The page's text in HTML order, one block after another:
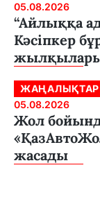
05.08.2026
“Айлыққа
Кәсіпкер
ЖАҢАЛЫҚТАР
05.08.2026
Жол
жасады